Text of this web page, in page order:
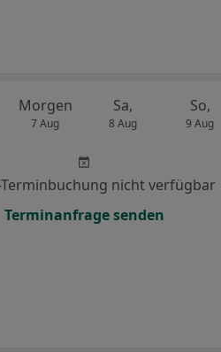
Morgen
7 Aug
Sa,
8 Aug
So,
9 Aug
nicht verfügbar
Terminanfrage senden